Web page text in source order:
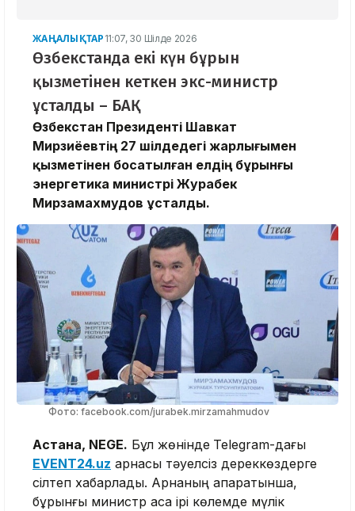
ЖАҢАЛЫҚТАР 11:07, 30 Шілде 2026
Өзбекстанда екі күн бұрын
қызметінен кеткен экс-министр
ұсталды – БАҚ
Өзбекстан Президенті Шавкат
Мирзиёевтің 27 шілдедегі жарлығымен
қызметінен босатылған елдің бұрынғы
энергетика министрі Журабек
Мирзамахмудов ұсталды.
Фото: facebook.com/jurabek.mirzamahmudov
Астана, NEGE. Бұл жөнінде Telegram-дағы
EVENT24.uz арнасы тәуелсіз дереккөздерге
сілтеп хабарлады. Арнаның ақпаратынша,
бұрынғы министр аса ірі көлемде мүлік